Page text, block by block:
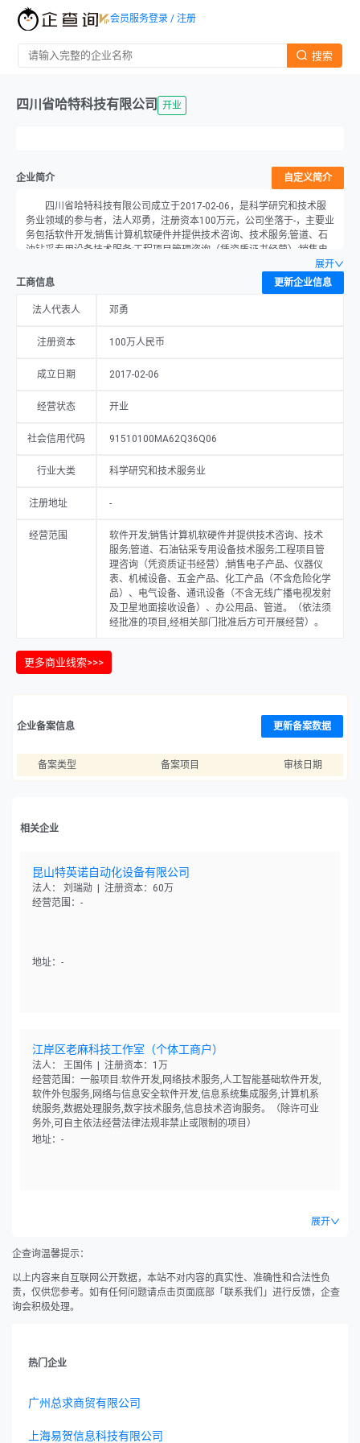
搜索
会员服务登录 / 注册
四川省哈特科技有限公司 开业
企业简介 自定义简介
四川省哈特科技有限公司成立于2017-02-06，是科学研究和技术服
务业领域的参与者，法人邓勇，注册资本100万元，公司坐落于-，主要业
务包括软件开发;销售计算机软硬件并提供技术咨询、技术服务;管道、石
油钻采专用设备技术服务;工程项目管理咨询（凭资质证书经营）;销售电
品）、电气设备、通讯设备（不含无线广播电视发射及卫星地面接收设
备）、办公用品、管道。（依法须经批准的项目,经相关部门批准后方可
开展经营）。。
展开
工商信息
更新企业信息
法人代表人 邓勇
注册资本 100万人民币
成立日期 2017-02-06
经营状态 开业
社会信用代码 91510100MA62Q36Q06
行业大类 科学研究和技术服务业
注册地址 -
经营范围
软件开发;销售计算机软硬件并提供技术咨询、技术
服务;管道、石油钻采专用设备技术服务;工程项目管
理咨询（凭资质证书经营）;销售电子产品、仪器仪
表、机械设备、五金产品、化工产品（不含危险化学
品）、电气设备、通讯设备（不含无线广播电视发射
及卫星地面接收设备）、办公用品、管道。（依法须
经批准的项目,经相关部门批准后方可开展经营）。
更多商业线索>>>
企业备案信息 更新备案数据
备案类型 备案项目 审核日期
相关企业
昆山特英诺自动化设备有限公司
法人： 刘瑞勋 | 注册资本：60万
经营范围：-
地址：-
江岸区老麻科技工作室（个体工商户）
法人： 王国伟 | 注册资本：1万
经营范围：一般项目:软件开发,网络技术服务,人工智能基础软件开发,
软件外包服务,网络与信息安全软件开发,信息系统集成服务,计算机系
统服务,数据处理服务,数字技术服务,信息技术咨询服务。（除许可业
务外,可自主依法经营法律法规非禁止或限制的项目）
地址：-
展开
企查询温馨提示：
以上内容来自互联网公开数据，本站不对内容的真实性、准确性和合法性负
责，仅供您参考。如有任何问题请点击页面底部「联系我们」进行反馈，企查
询会积极处理。
热门企业
广州总求商贸有限公司
上海易贺信息科技有限公司